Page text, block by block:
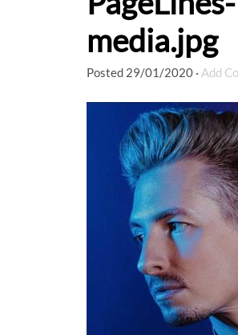
media.jpg
Posted 29/01/2020 · Add